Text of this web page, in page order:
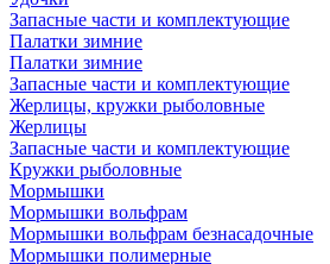
Запасные части и комплектующие
Палатки зимние
Палатки зимние
Запасные части и комплектующие
Жерлицы, кружки рыболовные
Жерлицы
Запасные части и комплектующие
Кружки рыболовные
Мормышки
Мормышки вольфрам
Мормышки вольфрам безнасадочные
Мормышки полимерные